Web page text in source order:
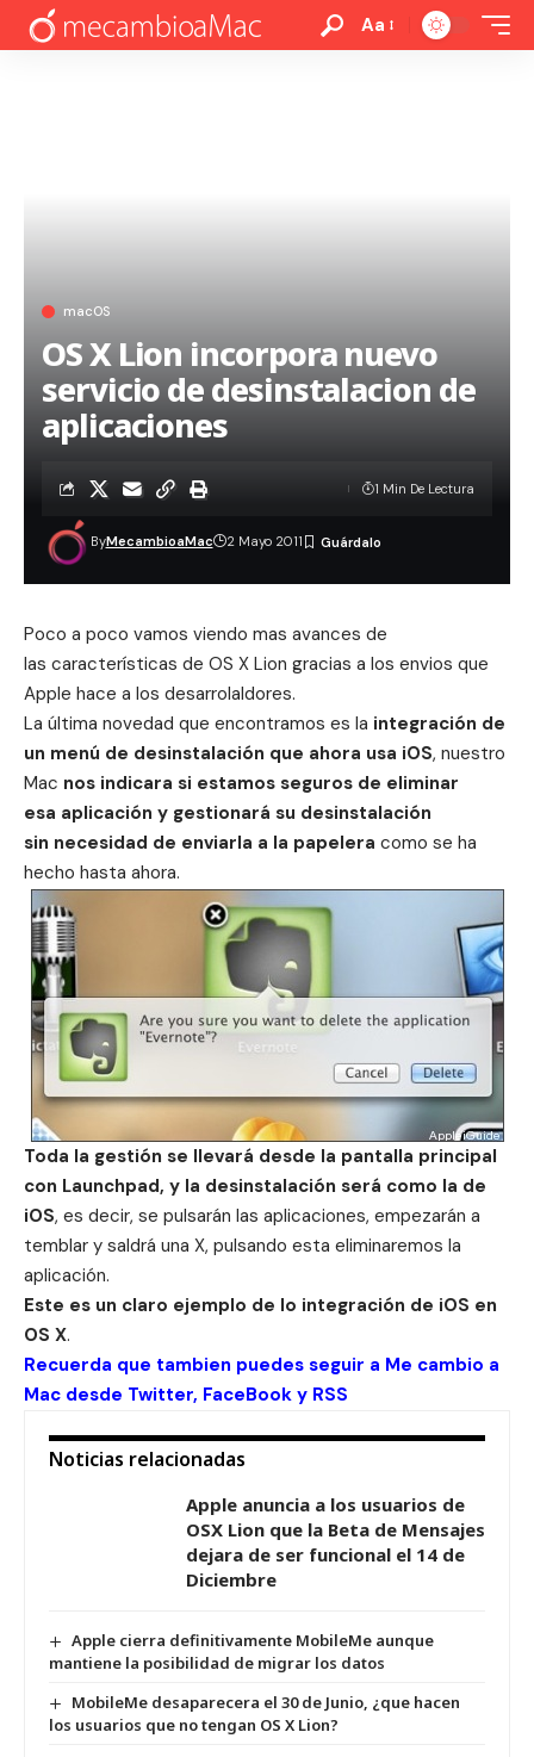
Aa
macOS
OS X Lion incorpora nuevo
servicio de desinstalacion de
aplicaciones
ByMecambioaMac 2 Mayo 2011
1 Min De Lectura
Poco a poco vamos viendo mas avances de
las características de OS X Lion gracias a los envios que
Apple hace a los desarrolaldores.
La última novedad que encontramos es la integración de
un menú de desinstalación que ahora usa iOS, nuestro
Mac nos indicara si estamos seguros de eliminar
esa aplicación y gestionará su desinstalación
sin necesidad de enviarla a la papelera como se ha
hecho hasta ahora.
Toda la gestión se llevará desde la pantalla principal
con Launchpad, y la desinstalación será como la de
iOS, es decir, se pulsarán las aplicaciones, empezarán a
temblar y saldrá una X, pulsando esta eliminaremos la
aplicación.
Este es un claro ejemplo de lo integración de iOS en
OS X.
Recuerda que tambien puedes seguir a Me cambio a
Mac desde Twitter, FaceBook y RSS
Noticias relacionadas
Apple anuncia a los usuarios de
OSX Lion que la Beta de Mensajes
dejara de ser funcional el 14 de
Diciembre
Apple cierra definitivamente MobileMe aunque
mantiene la posibilidad de migrar los datos
MobileMe desaparecera el 30 de Junio, ¿que hacen
los usuarios que no tengan OS X Lion?